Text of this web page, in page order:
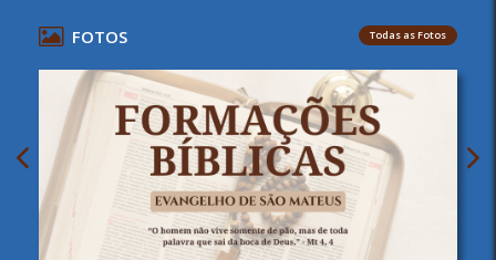
FOTOS Todas as Fotos